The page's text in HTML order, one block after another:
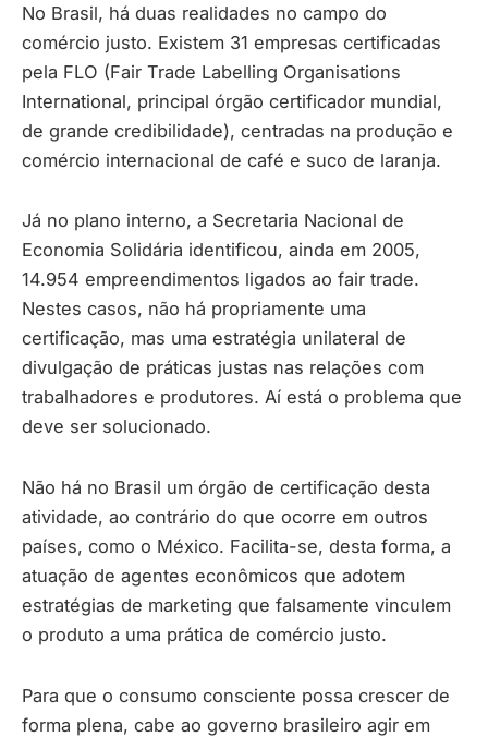
No Brasil, há duas realidades no campo do
comércio justo. Existem 31 empresas certificadas
pela FLO (Fair Trade Labelling Organisations
International, principal órgão certificador mundial,
de grande credibilidade), centradas na produção e
comércio internacional de café e suco de laranja.
Já no plano interno, a Secretaria Nacional de
Economia Solidária identificou, ainda em 2005,
14.954 empreendimentos ligados ao fair trade.
Nestes casos, não há propriamente uma
certificação, mas uma estratégia unilateral de
divulgação de práticas justas nas relações com
trabalhadores e produtores. Aí está o problema que
deve ser solucionado.
Não há no Brasil um órgão de certificação desta
atividade, ao contrário do que ocorre em outros
países, como o México. Facilita-se, desta forma, a
atuação de agentes econômicos que adotem
estratégias de marketing que falsamente vinculem
o produto a uma prática de comércio justo.
Para que o consumo consciente possa crescer de
forma plena, cabe ao governo brasileiro agir em